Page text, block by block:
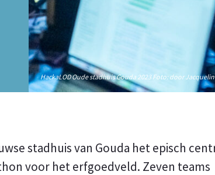
HackaLOD Oude stadhuis Gouda 2023 Foto: door
stadhuis van Gouda het episch
voor het erfgoedveld. Zeven teams